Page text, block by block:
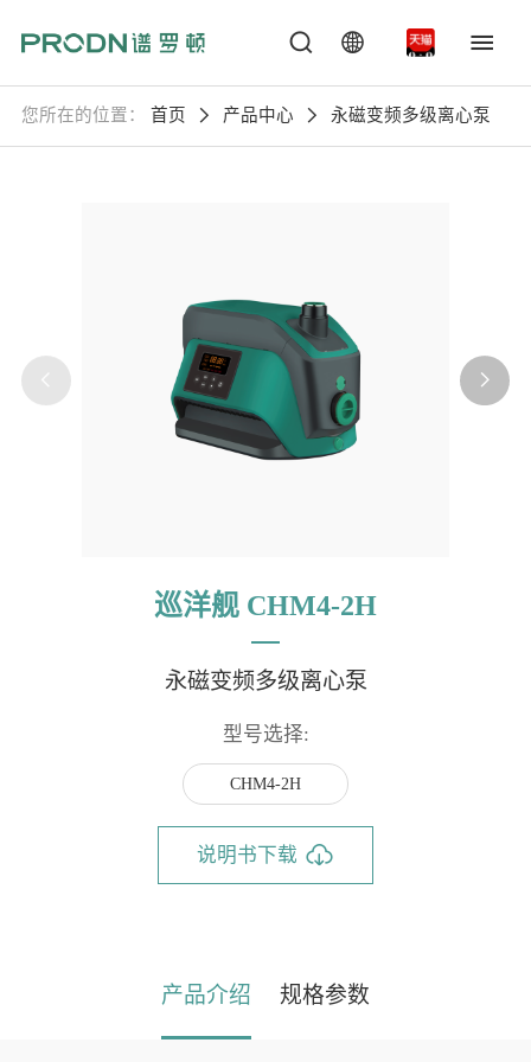
您所在的位置： 首页 产品中心 永磁变频多级离心泵
巡洋舰 CHM4-2H
永磁变频多级离心泵
型号选择:
CHM4-2H
说明书下载
产品介绍 规格参数